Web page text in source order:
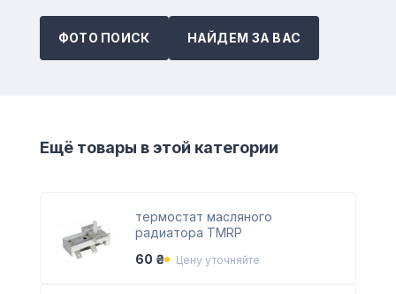
ФОТО ПОИСК НАЙДЕМ ЗА ВАС
Ещё товары в этой категории
термостат масляного
радиатора TMRP
60 ₴
Цену уточняйте